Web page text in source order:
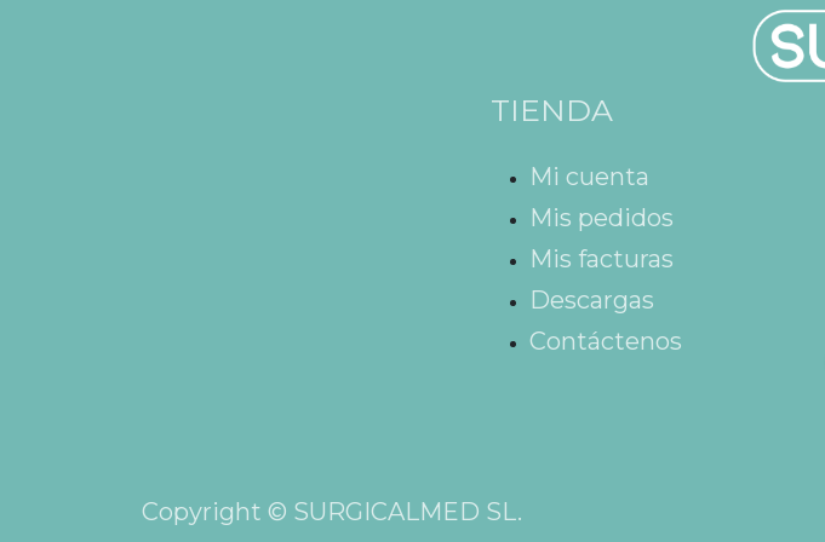
TIENDA
Mi cuenta
Mis pedidos
Mis facturas
Descargas
Contáctenos
Copyright © SURGICALMED SL.